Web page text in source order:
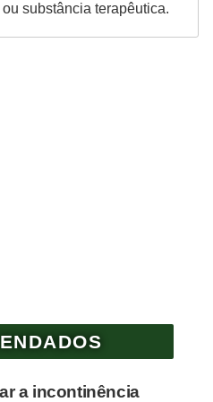
substância terapêutica.
a incontinência